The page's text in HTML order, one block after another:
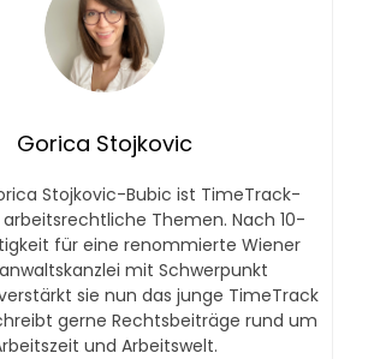
Gorica Stojkovic
Stojkovic-Bubic ist TimeTrack-
Themen. Nach 10-
für eine renommierte Wiener
mit Schwerpunkt
sie nun das junge TimeTrack
gerne Rechtsbeiträge rund um
und Arbeitswelt.